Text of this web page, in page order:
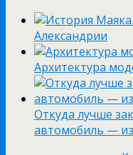
Александрии
Архитектура
Откуда лучше
автомобиль —